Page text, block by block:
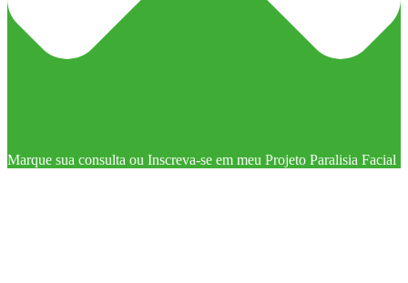
Marque sua consulta ou Inscreva-se em meu Projeto Paralisia Facial